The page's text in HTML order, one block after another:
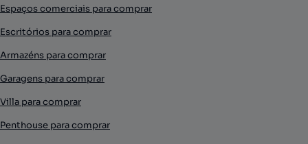
Espaços comerciais para comprar
Escritórios para comprar
Armazéns para comprar
Garagens para comprar
Villa para comprar
Penthouse para comprar